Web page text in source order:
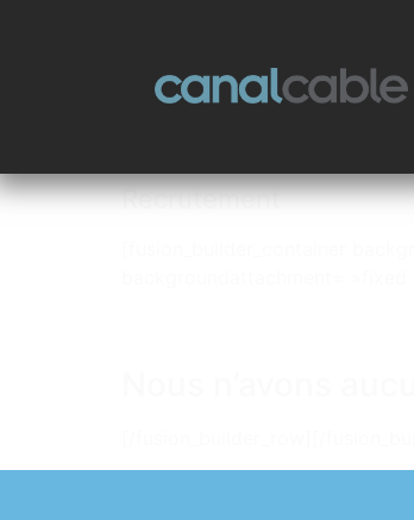
Recrutement